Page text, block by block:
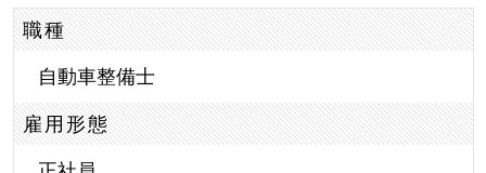
職種
自動車整備士
雇用形態